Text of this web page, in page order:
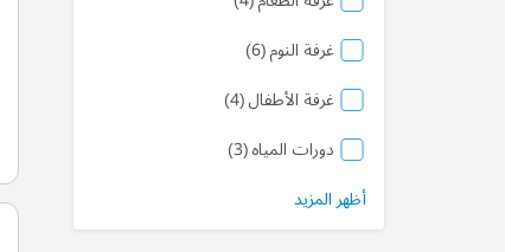
غرفة النوم 6منتج
غرفة الأطفال 4منتج
دورات المياه 3منتج
أظهر المزيد